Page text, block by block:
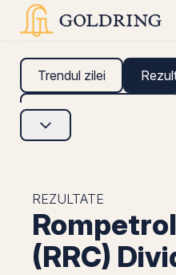
Trendul zilei
Analize fundamentale
REZULTATE
(RRC)